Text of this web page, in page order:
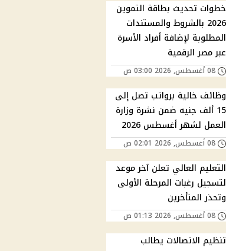
خطوات تحديث بطاقة التموين
2026 بالشروط والمستندات
المطلوبة لإضافة أفراد الأسرة
عبر مصر الرقمية
08 أغسطس, 2026 03:00 ص
وظائف خالية برواتب تصل إلى
15 ألف جنيه ضمن نشرة وزارة
العمل لشهر أغسطس 2026
08 أغسطس, 2026 02:01 ص
التعليم العالي تعلن آخر موعد
لتسجيل رغبات المرحلة الأولى
وتحذر المتأخرين
08 أغسطس, 2026 01:13 ص
تنظيم الاتصالات يطالب